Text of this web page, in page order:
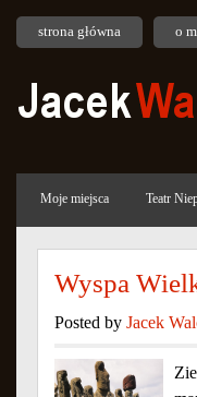
strona główna o
Moje miejsca Teatr
Wyspa
Posted by Jacek